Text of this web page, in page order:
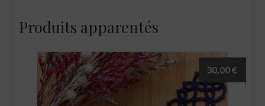
Produits apparentés
30,00€